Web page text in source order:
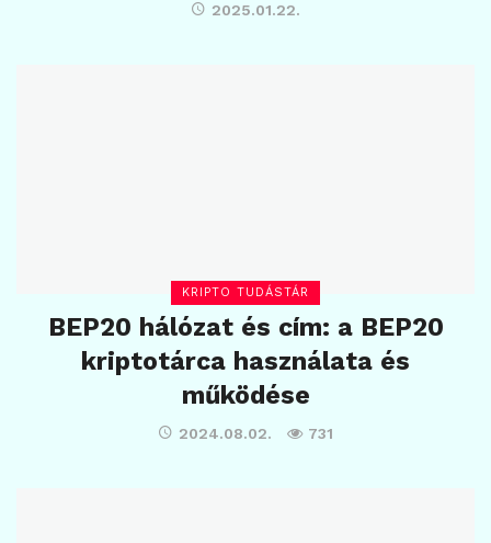
2025.01.22.
KRIPTO TUDÁSTÁR
BEP20 hálózat és cím: a BEP20
kriptotárca használata és
működése
2024.08.02. 731